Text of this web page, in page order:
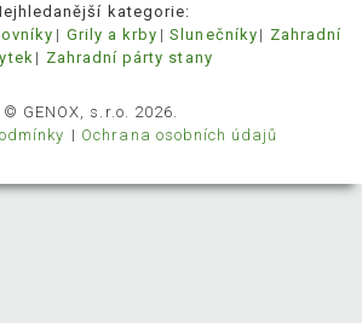
kategorie:
Grily a krby Slunečníky
Zahradní
Zahradní párty stany
© GENOX, s.r.o. 2026.
Ochrana osobních údajů